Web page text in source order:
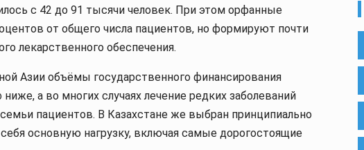
с 42 до 91 тысячи человек. При этом орфанные
от общего числа пациентов, но формируют почти
лекарственного обеспечения.
Азии объёмы государственного финансирования
а во многих случаях лечение редких заболеваний
пациентов. В Казахстане же выбран принципиально
основную нагрузку, включая самые дорогостоящие